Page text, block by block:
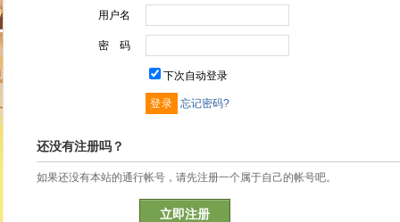
用户名
密 码
下次自动登录
忘记密码?
还没有注册吗？
如果还没有本站的通行帐号，请先注册一个属于自己的帐号吧。
立即注册